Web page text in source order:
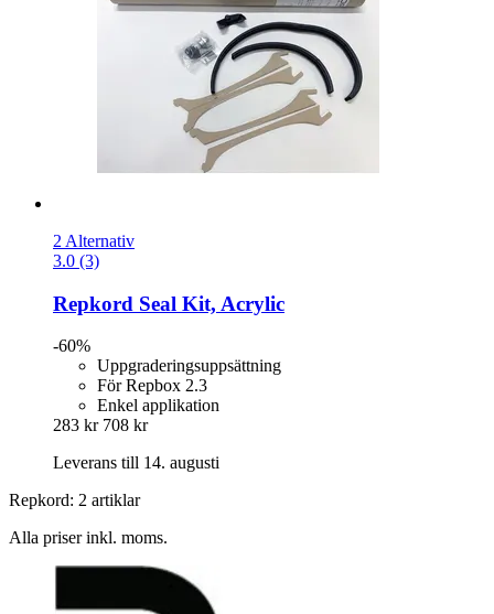
2 Alternativ
3.0 (3)
Repkord Seal Kit, Acrylic
-60%
Uppgraderingsuppsättning
För Repbox 2.3
Enkel applikation
283 kr 708 kr
Leverans till 14. augusti
Repkord: 2 artiklar
Alla priser inkl. moms.